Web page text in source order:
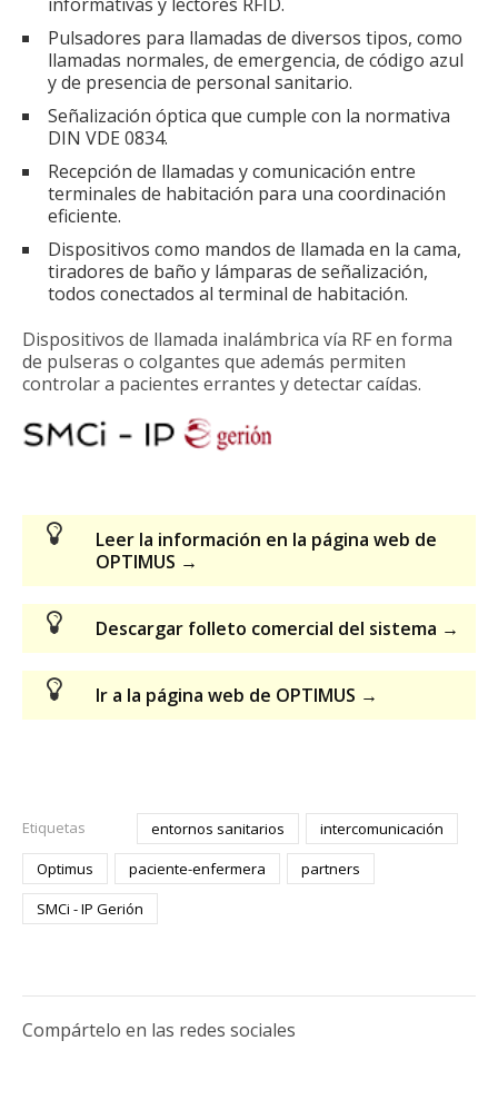
Pulsadores para llamadas de diversos tipos, como
llamadas normales, de emergencia, de código azul
y de presencia de personal sanitario.
Señalización óptica que cumple con la normativa
DIN VDE 0834.
Recepción de llamadas y comunicación entre
terminales de habitación para una coordinación
eficiente.
Dispositivos como mandos de llamada en la cama,
tiradores de baño y lámparas de señalización,
todos conectados al terminal de habitación.
Dispositivos de llamada inalámbrica vía RF en forma
de pulseras o colgantes que además permiten
controlar a pacientes errantes y detectar caídas.
Leer la información en la página web de
OPTIMUS →
Descargar folleto comercial del sistema →
Ir a la página web de OPTIMUS →
Etiquetas entornos sanitarios
intercomunicación
Optimus
paciente-enfermera
partners
SMCi - IP Gerión
Compártelo en las redes sociales